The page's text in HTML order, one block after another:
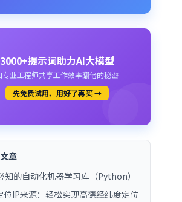
3000+提示词助力AI大模型
专业工程师共享工作效率翻倍的秘密
先免费试用、用好了再买 →
章
知的自动化机器学习库（Python）
位IP来源：轻松实现高德经纬度定位